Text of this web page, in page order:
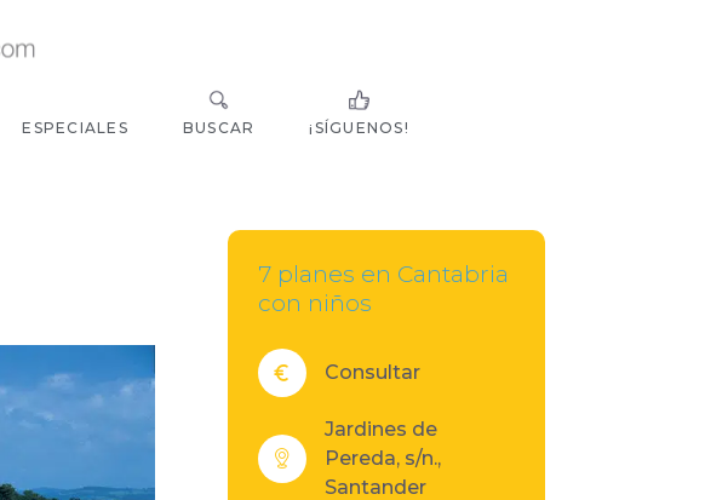
ESPECIALES BUSCAR ¡SÍGUENOS!
7 planes en Cantabria
con niños
Consultar
Jardines de
Pereda, s/n.,
Santander